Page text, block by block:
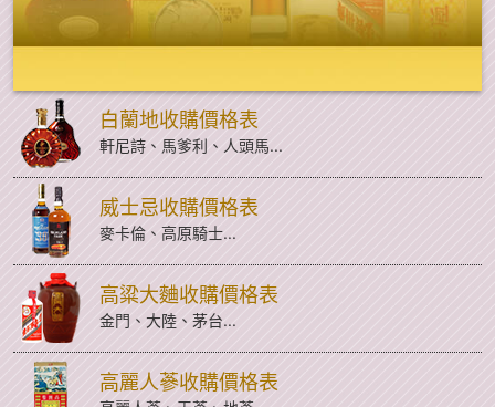
白蘭地收購價格表
軒尼詩、馬爹利、人頭馬...
威士忌收購價格表
麥卡倫、高原騎士...
高粱大麯收購價格表
金門、大陸、茅台...
高麗人蔘收購價格表